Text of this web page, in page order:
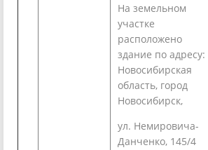
На земельном
участке
расположено
здание по адресу:
Новосибирская
область, город
Новосибирск,
ул. Немировича-
Данченко, 145/4